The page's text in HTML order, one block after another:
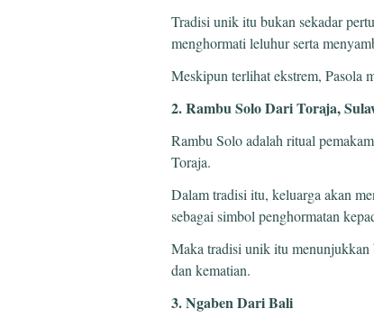
Tradisi unik itu bukan sekadar
menghormati leluhur serta
Meskipun terlihat ekstrem, Pasola
2. Rambu Solo Dari Toraja,
Rambu Solo adalah ritual
Toraja.
Dalam tradisi itu, keluarga akan
sebagai simbol penghormatan
Maka tradisi unik itu menunjukkan
dan kematian.
3. Ngaben Dari Bali